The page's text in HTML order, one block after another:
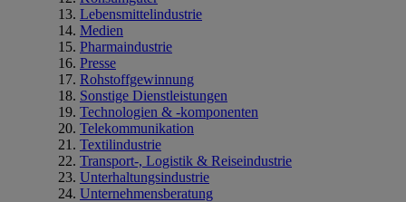
Lebensmittelindustrie
Medien
Pharmaindustrie
Presse
Rohstoffgewinnung
Sonstige Dienstleistungen
Technologien & -komponenten
Telekommunikation
Textilindustrie
Transport-, Logistik & Reiseindustrie
Unterhaltungsindustrie
Unternehmensberatung